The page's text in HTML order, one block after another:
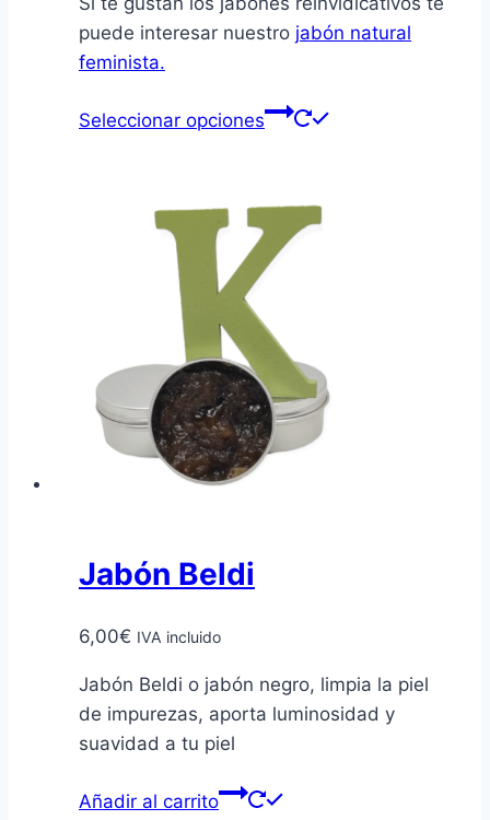
puede interesar nuestro jabón natural
feminista.
Seleccionar opciones
Este
en
Jabón Beldi
6,00€ IVA incluido
Jabón Beldi o jabón negro, limpia la piel
de impurezas, aporta luminosidad y
suavidad a tu piel
Añadir al carrito